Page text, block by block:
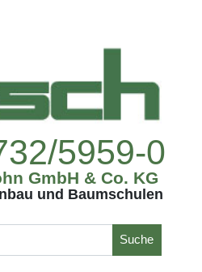
5959-0
Suche